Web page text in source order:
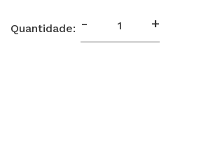
Quantidade: - +